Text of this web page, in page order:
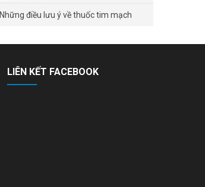
Những điều lưu ý về thuốc tim mạch
LIÊN KẾT FACEBOOK